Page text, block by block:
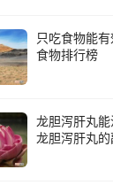
只吃食物能
食物排行榜
龙胆泻肝丸
龙胆泻肝丸